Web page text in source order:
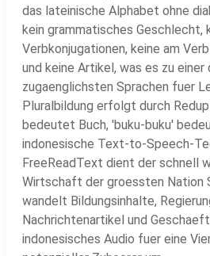
das lateinische Alphabet ohne
kein grammatisches Geschlecht,
Verbkonjugationen, keine am
und keine Artikel, was es zu
zugaenglichsten Sprachen fuer
Pluralbildung erfolgt durch
bedeutet Buch, 'buku-buku'
indonesische Text-to-Speech-
FreeReadText dient der schnell
Wirtschaft der groessten Nation
wandelt Bildungsinhalte,
Nachrichtenartikel und
indonesisches Audio fuer eine